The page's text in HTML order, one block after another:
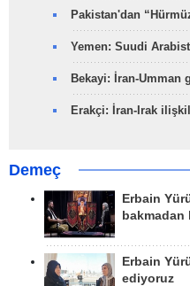
Pakistan'dan
Yemen: Suudi
Bekayi: İran-
Erakçi: İran-Irak
Demeç
Erbain
bakmadan
Erbain
ediyoruz